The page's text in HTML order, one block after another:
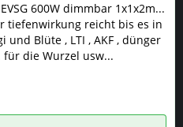
600W dimmbar 1x1x2m...
tiefenwirkung reicht bis es in
Blüte , LTI , AKF , dünger
die Wurzel usw...